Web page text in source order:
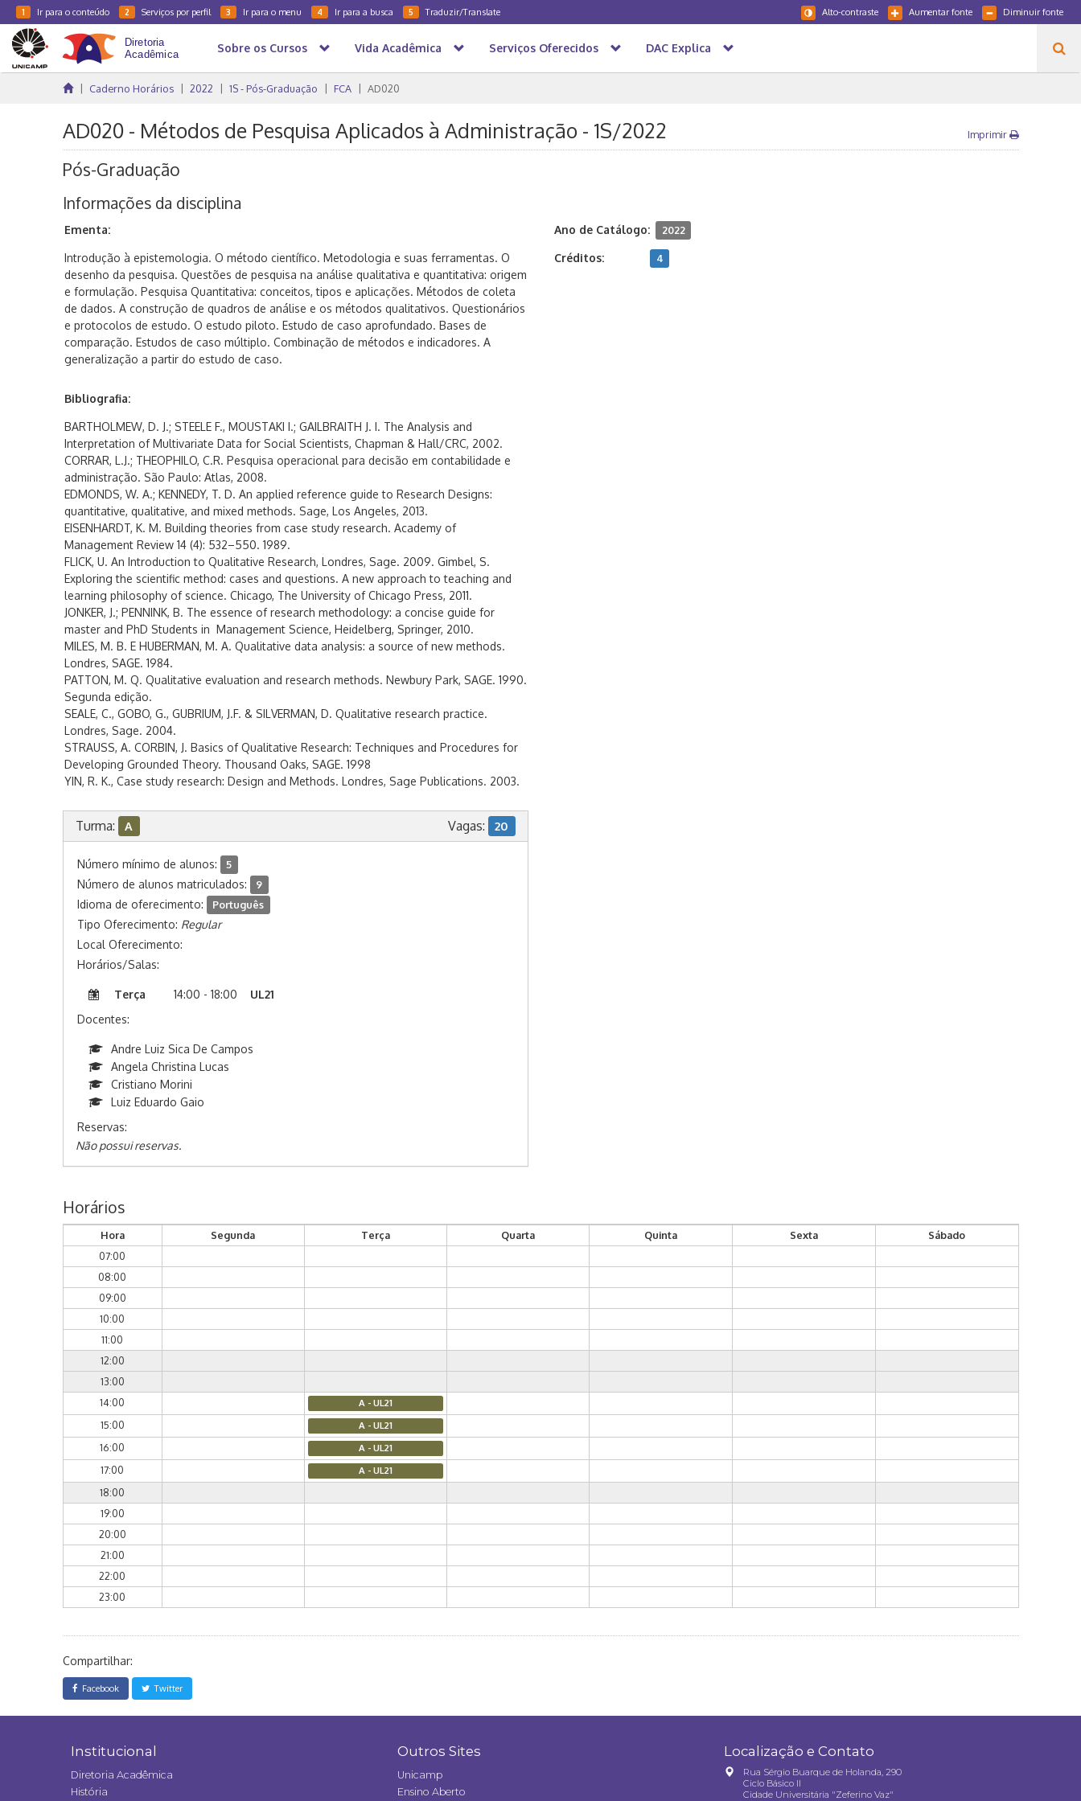
1 Ir para o conteúdo 2 Serviços por perfil 3 Ir para o menu 4 Ir para a busca 5 Traduzir/Translate Diminuir fonte
Aumentar fonte
Alto-contraste
Sobre os Cursos Vida Acadêmica Serviços Oferecidos DAC Explica
Caderno Horários 2022 1S - Pós-Graduação FCA AD020
AD020 - Métodos de Pesquisa Aplicados à Administração - 1S/2022 Imprimir
Pós-Graduação
Informações da disciplina
Ementa:
Introdução à epistemologia. O método científico. Metodologia e suas ferramentas. O
desenho da pesquisa. Questões de pesquisa na análise qualitativa e quantitativa: origem
e formulação. Pesquisa Quantitativa: conceitos, tipos e aplicações. Métodos de coleta
de dados. A construção de quadros de análise e os métodos qualitativos. Questionários
e protocolos de estudo. O estudo piloto. Estudo de caso aprofundado. Bases de
comparação. Estudos de caso múltiplo. Combinação de métodos e indicadores. A
generalização a partir do estudo de caso.
Bibliografia:
BARTHOLMEW, D. J.; STEELE F., MOUSTAKI I.; GAILBRAITH J. I. The Analysis and
Interpretation of Multivariate Data for Social Scientists, Chapman & Hall/CRC, 2002.
CORRAR, L.J.; THEOPHILO, C.R. Pesquisa operacional para decisão em contabilidade e
administração. São Paulo: Atlas, 2008.
EDMONDS, W. A.; KENNEDY, T. D. An applied reference guide to Research Designs:
quantitative, qualitative, and mixed methods. Sage, Los Angeles, 2013.
EISENHARDT, K. M. Building theories from case study research. Academy of
Management Review 14 (4): 532–550. 1989.
FLICK, U. An Introduction to Qualitative Research, Londres, Sage. 2009. Gimbel, S.
Exploring the scientific method: cases and questions. A new approach to teaching and
learning philosophy of science. Chicago, The University of Chicago Press, 2011.
JONKER, J.; PENNINK, B. The essence of research methodology: a concise guide for
master and PhD Students in Management Science, Heidelberg, Springer, 2010.
MILES, M. B. E HUBERMAN, M. A. Qualitative data analysis: a source of new methods.
Londres, SAGE. 1984.
PATTON, M. Q. Qualitative evaluation and research methods. Newbury Park, SAGE. 1990.
Segunda edição.
SEALE, C., GOBO, G., GUBRIUM, J.F. & SILVERMAN, D. Qualitative research practice.
Londres, Sage. 2004.
STRAUSS, A. CORBIN, J. Basics of Qualitative Research: Techniques and Procedures for
Developing Grounded Theory. Thousand Oaks, SAGE. 1998
YIN, R. K., Case study research: Design and Methods. Londres, Sage Publications. 2003.
Ano de Catálogo: 2022
Créditos: 4
Turma: A Vagas: 20
Número mínimo de alunos: 5
Número de alunos matriculados: 9
Idioma de oferecimento: Português
Tipo Oferecimento: Regular
Local Oferecimento:
Horários/Salas:
Terça 14:00 - 18:00
UL21
Docentes:
Andre Luiz Sica De Campos
Angela Christina Lucas
Cristiano Morini
Luiz Eduardo Gaio
Reservas:
Não possui reservas.
Horários
Hora Segunda Terça Quarta Quinta Sexta
Sábado
07:00
08:00
09:00
10:00
11:00
12:00
13:00
14:00
A - UL21
15:00 A - UL21
16:00 A - UL21
17:00 A - UL21
18:00
19:00
20:00
21:00
22:00
23:00
Compartilhar:
Facebook Twitter
Institucional
Diretoria Acadêmica
História
Outros Sites
Unicamp
Ensino Aberto
Localização e Contato
Rua Sérgio Buarque de Holanda, 290
Ciclo Básico II
Cidade Universitária "Zeferino Vaz"